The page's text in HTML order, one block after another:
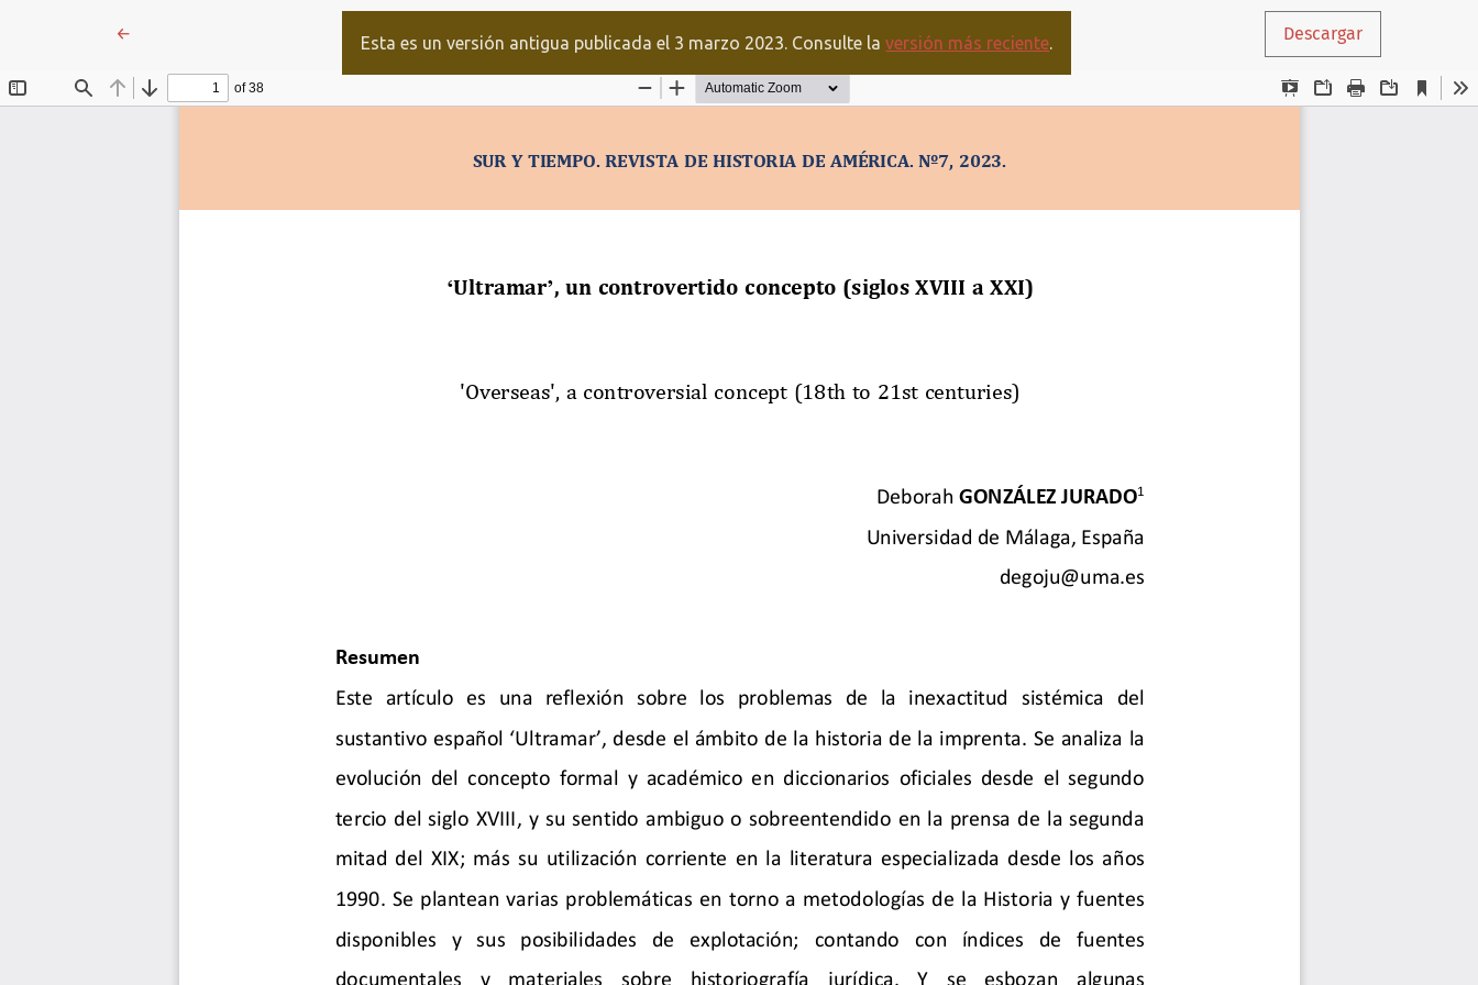
←Volver a los detalles del artículoEsta es un versión antigua publicada el 3 marzo 2023. Consulte laversión más reciente. Descargar